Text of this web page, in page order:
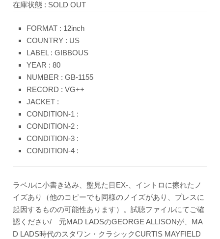
在庫状態 : SOLD OUT
FORMAT : 12inch
COUNTRY : US
LABEL : GIBBOUS
YEAR : 80
NUMBER : GB-1155
RECORD : VG++
JACKET :
CONDITION-1 :
CONDITION-2 :
CONDITION-3 :
CONDITION-4 :
ラベルに小書き込み、盤見た目EX-、イントロに擦れたノ
イズあり（他のコピーでも同様のノイズがあり、プレスに
起因するものの可能性あります）。試聴ファイルにてご確
認ください/ 元MAD LADSのGEORGE ALLISONが、MA
D LADS時代のスタワン・クラシックCURTIS MAYFIELD